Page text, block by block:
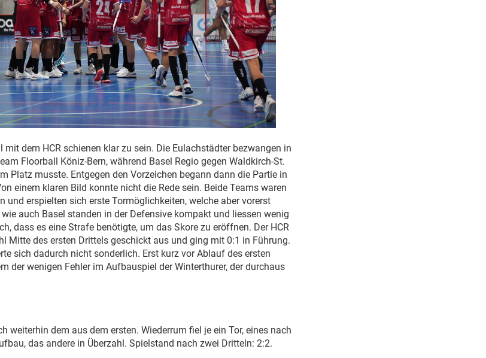
mit dem HCR schienen klar zu sein. Die Eulachstädter bezwangen in
Floorball Köniz-Bern, während Basel Regio gegen Waldkirch-St.
Platz musste. Entgegen den Vorzeichen begann dann die Partie in
einem klaren Bild konnte nicht die Rede sein. Beide Teams waren
und erspielten sich erste Tormöglichkeiten, welche aber vorerst
auch Basel standen in der Defensive kompakt und liessen wenig
dass es eine Strafe benötigte, um das Skore zu eröffnen. Der HCR
Mitte des ersten Drittels geschickt aus und ging mit 0:1 in Führung.
sich dadurch nicht sonderlich. Erst kurz vor Ablauf des ersten
der wenigen Fehler im Aufbauspiel der Winterthurer, der durchaus
weiterhin dem aus dem ersten. Wiederrum fiel je ein Tor, eines nach
das andere in Überzahl. Spielstand nach zwei Dritteln: 2:2.